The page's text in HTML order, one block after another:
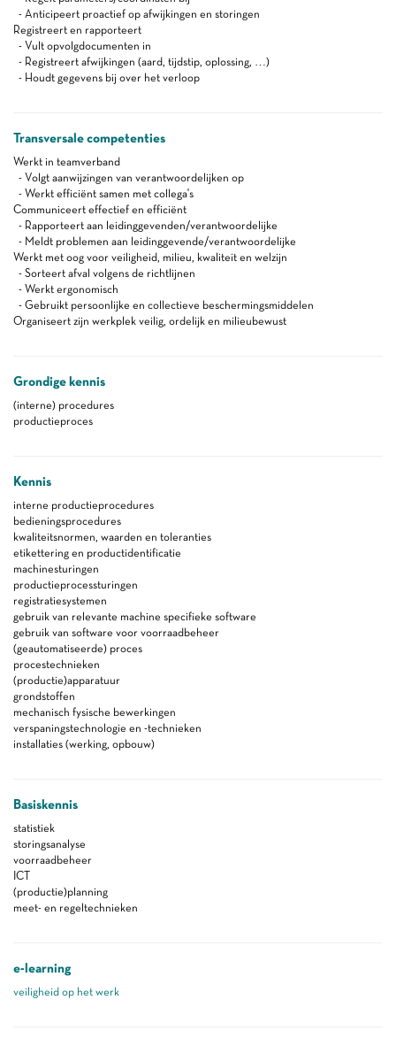
- Anticipeert proactief op afwijkingen en storingen
Registreert en rapporteert
- Vult opvolgdocumenten in
- Registreert afwijkingen (aard, tijdstip, oplossing, …)
- Houdt gegevens bij over het verloop
Transversale competenties
Werkt in teamverband
- Volgt aanwijzingen van verantwoordelijken op
- Werkt efficiënt samen met collega's
Communiceert effectief en efficiënt
- Rapporteert aan leidinggevenden/verantwoordelijke
- Meldt problemen aan leidinggevende/verantwoordelijke
Werkt met oog voor veiligheid, milieu, kwaliteit en welzijn
- Sorteert afval volgens de richtlijnen
- Werkt ergonomisch
- Gebruikt persoonlijke en collectieve beschermingsmiddelen
Organiseert zijn werkplek veilig, ordelijk en milieubewust
Grondige kennis
(interne) procedures
productieproces
Kennis
interne productieprocedures
bedieningsprocedures
kwaliteitsnormen, waarden en toleranties
etikettering en productidentificatie
machinesturingen
productieprocessturingen
registratiesystemen
gebruik van relevante machine specifieke software
gebruik van software voor voorraadbeheer
(geautomatiseerde) proces
procestechnieken
(productie)apparatuur
grondstoffen
mechanisch fysische bewerkingen
verspaningstechnologie en -technieken
installaties (werking, opbouw)
Basiskennis
statistiek
storingsanalyse
voorraadbeheer
ICT
(productie)planning
meet- en regeltechnieken
e-learning
veiligheid op het werk